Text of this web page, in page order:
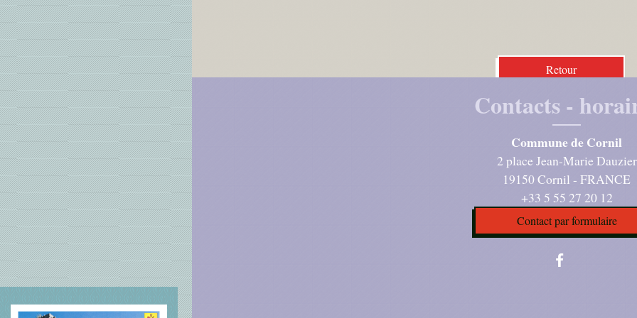
Retour
Contacts -
Commune de Cornil
2 place Jean-Marie Dauzier
19150 Cornil - FRANCE
+33 5 55 27 20 12
Contact par formulaire